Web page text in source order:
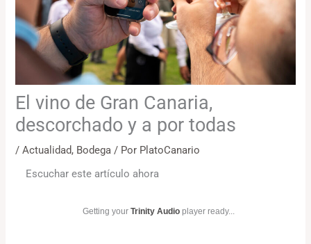
El vino de Gran Canaria,
descorchado y a por todas
/Actualidad, Bodega / Por PlatoCanario
Escuchar este artículo ahora
Getting yourTrinity Audio player ready...